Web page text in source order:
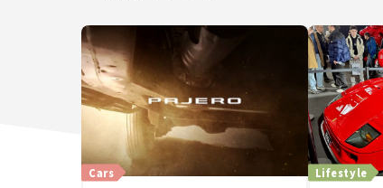
Cars Lifestyle